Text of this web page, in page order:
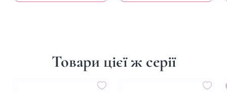
Товари цієї ж серії